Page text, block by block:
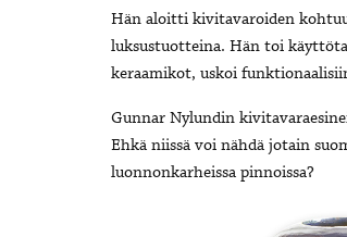
Hän aloitti kivitavaroiden
luksustuotteina. Hän toi
keraamikot, uskoi
Gunnar Nylundin
Ehkä niissä voi nähdä jotain
luonnonkarheissa pinnoissa?